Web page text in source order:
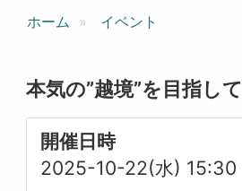
ホーム イベント
本気の”越境”を目指して
開催日時
2025-10-22(水) 15:30